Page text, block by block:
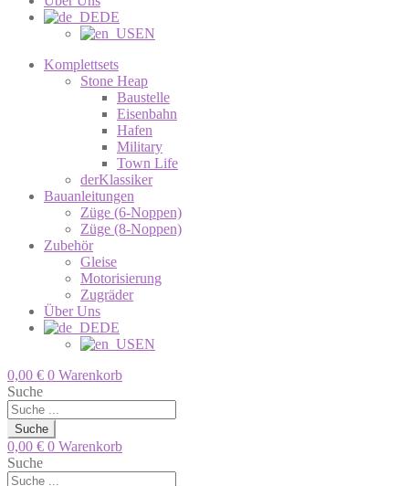
DE
EN
Komplettsets
Stone Heap
Baustelle
Eisenbahn
Hafen
Military
Town Life
derKlassiker
Bauanleitungen
Züge (6-Noppen)
Züge (8-Noppen)
Zubehör
Gleise
Motorisierung
Zugräder
Über Uns
DE
EN
0,00 € 0 Warenkorb
Suche
Suche
0,00 € 0 Warenkorb
Suche